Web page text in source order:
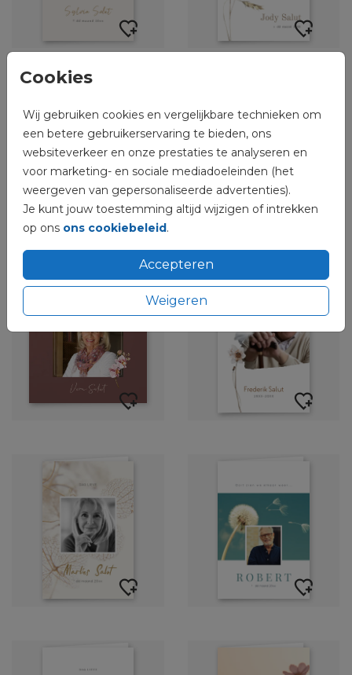
Cookies
Wij gebruiken cookies en vergelijkbare technieken om
een betere gebruikerservaring te bieden, ons
websiteverkeer en onze prestaties te analyseren en
voor marketing- en sociale mediadoeleinden (het
weergeven van gepersonaliseerde advertenties).
Je kunt jouw toestemming altijd wijzigen of intrekken
op ons ons cookiebeleid.
Accepteren
Weigeren